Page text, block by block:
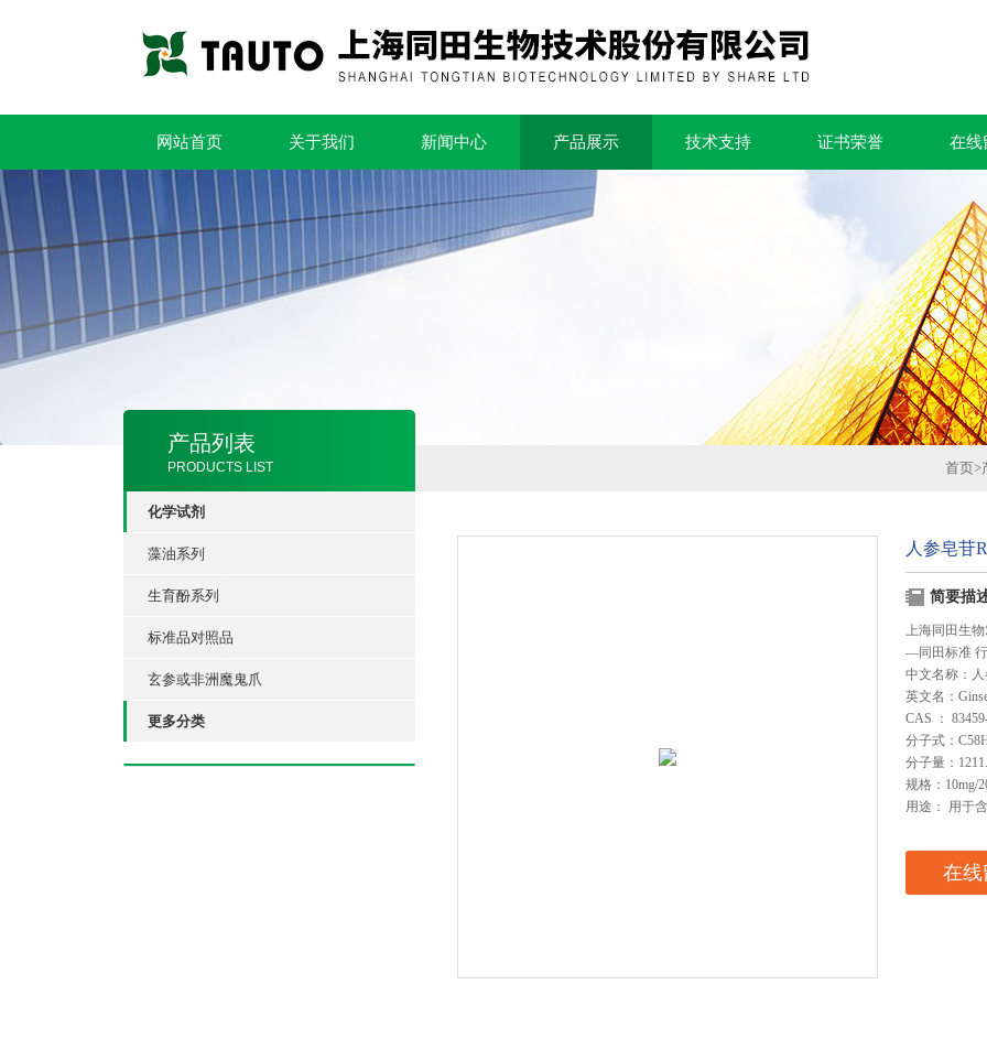
网站首页 关于我们 新闻中心 产品展示 技术支持 证书荣誉 在线
产品列表
PRODUCTS LIST
化学试剂
藻油系列
生育酚系列
标准品对照品
玄参或非洲魔鬼爪
更多分类
首页>
人参皂苷
简要描
上海同田生
—同田标准
中文名称：人
英文名：
CAS ：
分子式：
分子量：
规格：10mg/
用途： 用于
在线